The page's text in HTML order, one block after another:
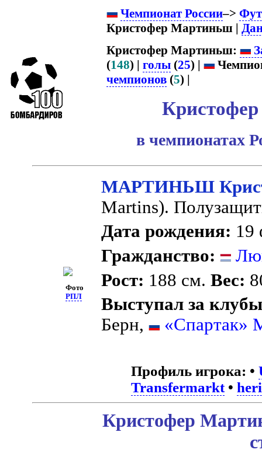
Чемпионат России–>
Кристофер Мартиньш |
Кристофер Мартиньш:
(148) | голы (25) |
чемпионов (5) |
в чемпионатах
Фото
РПЛ
МАРТИНЬШ
Martins).
Дата рождения: 19
Гражданство:
Рост: 188 см.Вес:
Выступал за
Берн,
«Спартак»
Профиль игрока: •
Transfermarkt•
Кристофер